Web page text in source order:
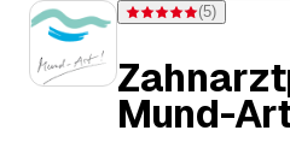
Bewertung 5 von 5
(5)
Mund-